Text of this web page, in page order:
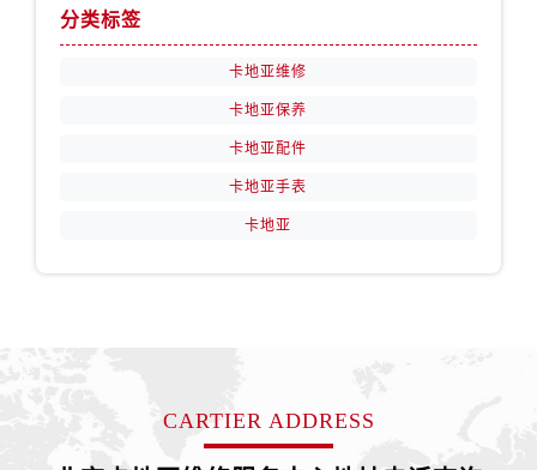
分类标签
卡地亚维修
卡地亚保养
卡地亚配件
卡地亚手表
卡地亚
CARTIER ADDRESS